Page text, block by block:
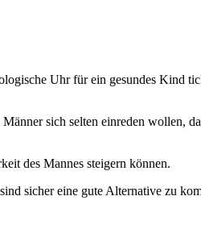
Uhr für ein gesundes Kind
sich selten einreden wollen,
des Mannes steigern können.
sicher eine gute Alternative zu